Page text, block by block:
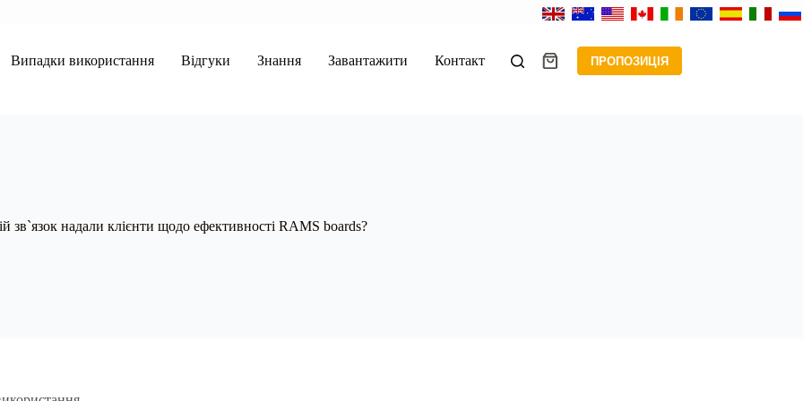
Випадки використання Відгуки Знання Завантажити Контакт Кошик ПРОПОЗИЦІЯ
зв`язок надали клієнти щодо ефективності RAMS boards?